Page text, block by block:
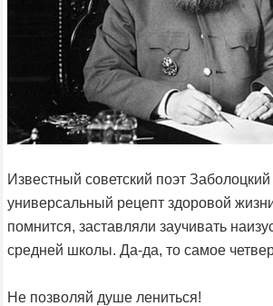
Известный советский поэт
универсальный рецепт здоровой
помнится, заставляли заучивать
средней школы. Да-да, то самое
Не позволяй душе лениться!